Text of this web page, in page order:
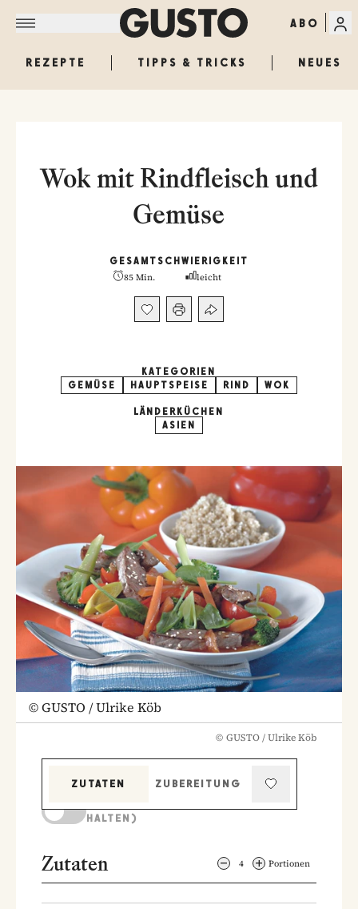
ABO
REZEPTE TIPPS & TRICKS NEUES
Wok mit Rindfleisch und
Gemüse
GESAMT
85 Min.
SCHWIERIGKEIT
leicht
KATEGORIEN
GEMÜSE
HAUPTSPEISE RIND WOK
LÄNDERKÜCHEN
ASIEN
©GUSTO / Ulrike Köb
© GUSTO / Ulrike Köb
ZUTATEN
ZUBEREITUNG
HALTEN)
Zutaten 4 Portionen